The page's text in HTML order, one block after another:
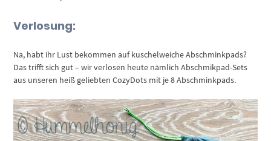
Verlosung:
Na, habt ihr Lust bekommen auf kuschelweiche Abschminkpads?
Das trifft sich gut – wir verlosen heute nämlich Abschmikpad-Sets
aus unseren heiß geliebten CozyDots mit je 8 Abschminkpads.